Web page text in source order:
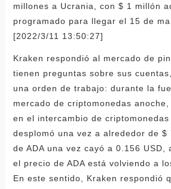
millones a Ucrania, con $ 1 millón
programado para llegar el 15 de
[2022/3/11 13:50:27]
Kraken respondió al mercado de
tienen preguntas sobre sus
una orden de trabajo: durante la
mercado de criptomonedas
en el intercambio de criptomonedas
desplomó una vez a alrededor de
de ADA una vez cayó a 0.156 USD,
el precio de ADA está volviendo a
En este sentido, Kraken respondió